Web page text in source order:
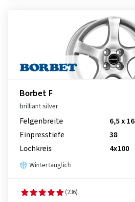
Borbet F
brilliant silver
Felgenbreite
6,5 x 16
Einpresstiefe
38
Lochkreis
4x100
Wintertauglich
(236)